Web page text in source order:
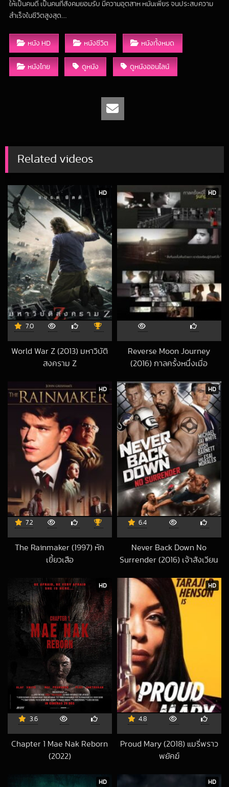
ให้เป็นคนดี เป็นคนที่สังคมยอมรับ มีความอุตสาห หมั่นเพียร จนประสบความ
สำเร็จในชีวิตสูงสุด….
หนัง HD หนังชีวิต หนังทั้งหมด
หนังไทย ดูหนัง ดูหนังออนไลน์
Related videos
HD
7.0
World War Z (2013) มหาวิบัติ
สงคราม Z
HD
Reverse Moon Journey
(2016) กาลครั้งหนึ่งเมื่อ
2018-05-25 UTC
HD
7.2
The Rainmaker (1997) หัก
เขี้ยวเสือ
HD
6.4
Never Back Down No
Surrender (2016) เจ้าสังเวียน
HD
3.6
Chapter 1 Mae Nak Reborn
(2022)
HD
4.8
Proud Mary (2018) แมรี่พราว
พยัคฆ์
HD HD